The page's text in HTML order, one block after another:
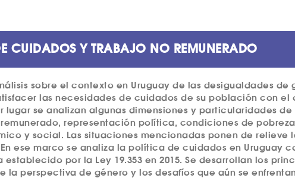
CUIDADOS Y TRABAJO NO REMUNERADO
sobre el con­tex­to en Uru­guay de las desi­gual­da­des
las nece­si­da­des de cui­da­dos de su pobla­ción con
lugar se ana­li­zan algu­nas dimen­si­o­nes y par­ti­cu­la­ri­da­des
repre­sen­ta­ción polí­ti­ca, con­di­ci­o­nes de
y soci­al. Las situ­a­ci­o­nes men­ci­o­na­das ponen de reli­e­ve
ese mar­co se ana­li­za la polí­ti­ca de cui­da­dos en Uru­guay
esta­ble­ci­do por la Ley 19.353 en 2015. Se desar­rol­lan los
la pers­pec­ti­va de géne­ro y los desa­fíos que aún se